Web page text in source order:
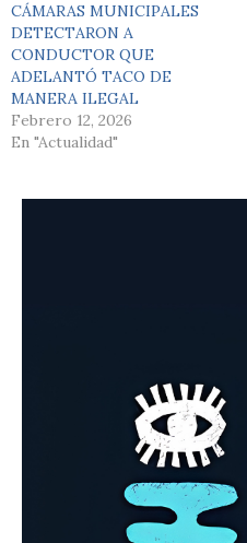
CÁMARAS MUNICIPALES
DETECTARON A
CONDUCTOR QUE
ADELANTÓ TACO DE
MANERA ILEGAL
Febrero 12, 2026
En "Actualidad"